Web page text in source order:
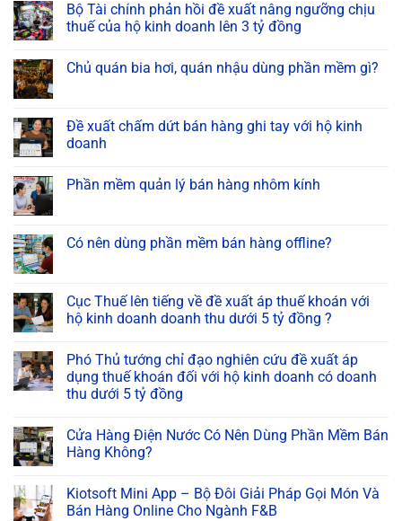
Bộ Tài chính phản hồi đề xuất nâng ngưỡng chịu
thuế của hộ kinh doanh lên 3 tỷ đồng
Chủ quán bia hơi, quán nhậu dùng phần mềm gì?
Đề xuất chấm dứt bán hàng ghi tay với hộ kinh
doanh
Phần mềm quản lý bán hàng nhôm kính
Có nên dùng phần mềm bán hàng offline?
Cục Thuế lên tiếng về đề xuất áp thuế khoán với
hộ kinh doanh doanh thu dưới 5 tỷ đồng ?
Phó Thủ tướng chỉ đạo nghiên cứu đề xuất áp
dụng thuế khoán đối với hộ kinh doanh có doanh
thu dưới 5 tỷ đồng
Cửa Hàng Điện Nước Có Nên Dùng Phần Mềm Bán
Hàng Không?
Kiotsoft Mini App – Bộ Đôi Giải Pháp Gọi Món Và
Bán Hàng Online Cho Ngành F&B